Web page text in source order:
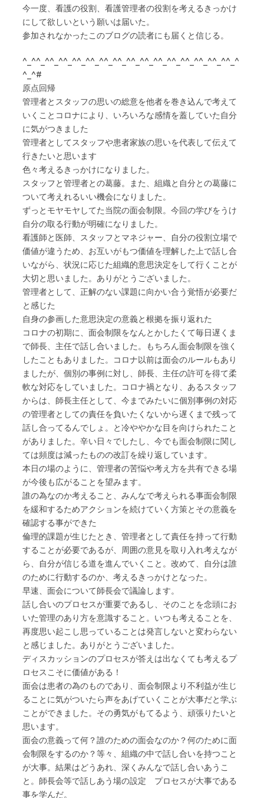
今一度、看護の役割、看護管理者の役割を考えるきっかけ
にして欲しいという願いは届いた。
参加されなかったこのブログの読者にも届くと信じる。
^_^^_^^_^^_^^_^^_^^_^^_^^_^^_^^_^^_^^_^^_^^_^^_^
^_^#
原点回帰
管理者とスタッフの思いの総意を他者を巻き込んで考えて
いくことコロナにより、いろいろな感情を蓋していた自分
に気がつきました
管理者としてスタッフや患者家族の思いを代表して伝えて
行きたいと思います
色々考えるきっかけになりました。
スタッフと管理者との葛藤。また、組織と自分との葛藤に
ついて考えれるいい機会になりました。
ずっとモヤモヤしてた当院の面会制限。今回の学びをうけ
自分の取る行動が明確になりました。
看護師と医師、スタッフとマネジャー、自分の役割立場で
価値が違うため、お互いがもつ価値を理解した上で話し合
いながら、状況に応じた組織的意思決定をして行くことが
大切と思いました。ありがとうございました。
管理者として、正解のない課題に向かい合う覚悟が必要だ
と感じた
自身の参画した意思決定の意義と根拠を振り返れた
コロナの初期に、面会制限をなんとかしたくて毎日遅くま
で師長、主任で話し合いました。もちろん面会制限を強く
したこともありました。コロナ以前は面会のルールもあり
ましたが、個別の事例に対し、師長、主任の許可を得て柔
軟な対応をしていました。コロナ禍となり、あるスタッフ
からは、師長主任として、今までみたいに個別事例の対応
の管理者としての責任を負いたくないから遅くまで残って
話し合ってるんでしょ。と冷ややかな目を向けられたこと
がありました。辛い日々でしたし、今でも面会制限に関し
ては頻度は減ったものの改訂を繰り返しています。
本日の場のように、管理者の苦悩や考え方を共有できる場
が今後も広がることを望みます。
誰の為なのか考えること、みんなで考えられる事面会制限
を緩和するためアクションを続けていく方策とその意義を
確認する事ができた
倫理的課題が生じたとき、管理者として責任を持って行動
することが必要であるが、周囲の意見を取り入れ考えなが
ら、自分が信じる道を進んでいくこと。改めて、自分は誰
のために行動するのか、考えるきっかけとなった。
早速、面会について師長会で議論します。
話し合いのプロセスが重要であるし、そのことを念頭にお
いた管理のあり方を意識すること。いつも考えることを、
再度思い起こし思っていることは発言しないと変わらない
と感じました。ありがとうございました。
ディスカッションのプロセスが答えは出なくても考えるプ
ロセスこそに価値がある！
面会は患者の為のものであり、面会制限より不利益が生じ
ることに気がついたら声をあげていくことが大事だと学ぶ
ことができました。その勇気がもてるよう、頑張りたいと
思います。
面会の意義って何？誰のための面会なのか？何のために面
会制限をするのか？等々、組織の中で話し合いを持つこと
が大事。結果はどうあれ、深くみんなで話し合いあうこ
と。師長会等で話しあう場の設定 プロセスが大事である
事を学んだ。